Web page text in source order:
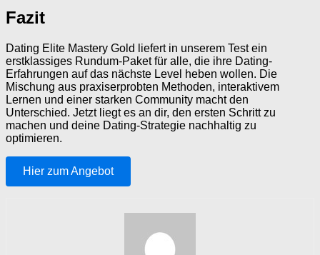
Fazit
Dating Elite Mastery Gold liefert in unserem Test ein
erstklassiges Rundum-Paket für alle, die ihre Dating-
Erfahrungen auf das nächste Level heben wollen. Die
Mischung aus praxiserprobten Methoden, interaktivem
Lernen und einer starken Community macht den
Unterschied. Jetzt liegt es an dir, den ersten Schritt zu
machen und deine Dating-Strategie nachhaltig zu
optimieren.
Hier zum Angebot